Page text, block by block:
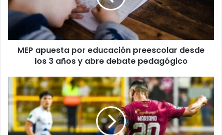
desde
3
años
pedagógico
MEP apuesta por educación preescolar desde
los 3 años y abre debate pedagógico
Goleadas,
empates
y
liderato
compartido:
así